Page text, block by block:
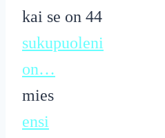
kai se on 44
sukupuoleni
on…
mies
ensi